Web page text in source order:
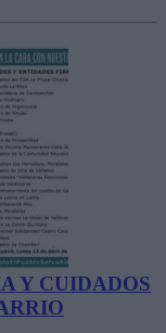
Y CUIDADOS